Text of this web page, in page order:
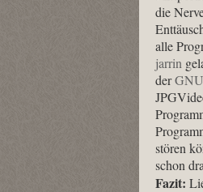
die
alle
jarrin
der
stören
schon
Fazit: